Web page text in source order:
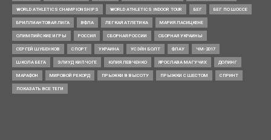
WORLD ATHLETICS CHAMPIONSHIPS WORLD ATHLETICS INDOOR TOUR БЕГ БЕГ ПО ШОССЕ
БРИЛЛИАНТОВАЯ ЛИГА ВФЛА ЛЕГКАЯ АТЛЕТИКА МАРИЯ ЛАСИЦКЕНЕ
ОЛИМПИЙСКИЕ ИГРЫ РОССИЯ СБОРНАЯ РОССИИ СБОРНАЯ УКРАИНЫ
СЕРГЕЙ ШУБЕНКОВ СПОРТ УКРАИНА УСЭЙН БОЛТ ФЛАУ ЧМ-2017
ШКОЛА БЕГА ЭЛИУД КИПЧОГЕ ЮЛИЯ ЛЕВЧЕНКО ЯРОСЛАВА МАГУЧИХ ДОПИНГ
МАРАФОН МИРОВОЙ РЕКОРД ПРЫЖКИ В ВЫСОТУ ПРЫЖКИ С ШЕСТОМ СПРИНТ
ПОКАЗАТЬ ВСЕ ТЕГИ